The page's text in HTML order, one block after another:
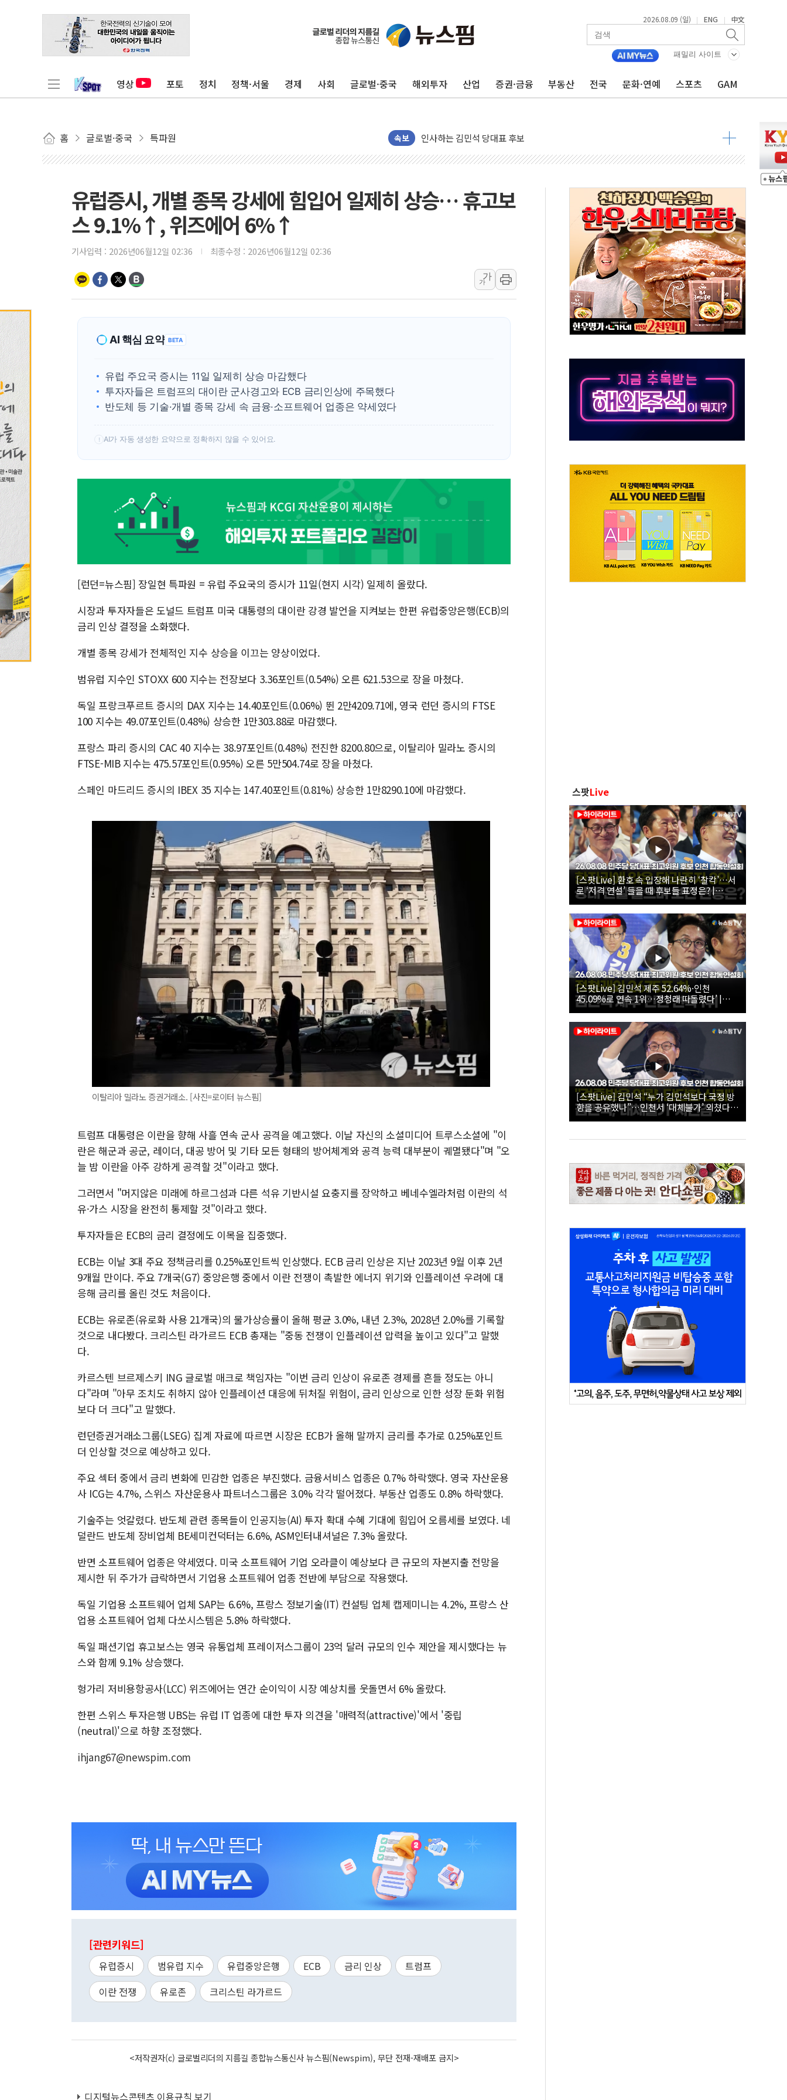
2026.08.09 (일) | ENG | 中文
패밀리 사이트
영상 포토 정치 정책·서울 경제 사회 글로벌·중국 해외투자 산업 증권·금융 부동산 전국 문화·연예 스포츠 GAM
홈 글로벌·중국 특파원 속보
포항시 재난예산 40억 긴급 투입…고수온 양식장 복구·지원 '총력'
울진·영덕 '호우특보'-포항 '산사태 주의보'...경북도, 호우 피해·통제구간 없어
[종합] 김민석, 정청래에 '0.86%p' 차 재역전 성공...金 45.42% vs 鄭 44.56%
인천 합동연설회 나선 송영길·정청래·김민석 당대표 후보
[속보] 민주, 제주·인천 경선 결과 발표...김민석 47.75% 정청래 42.08%
[속보] 민주, 인천 경선 결과 발표...김민석 45.09% 정청래 43.27% 송영길 11.63%
이번주 국내 주요 금융일정(8.10~8.14)
美, 이란전 출구전략 만지작…공습 한계·탄약 부족 현실화
강릉·동해·삼척 시간당 최대 50㎜ 폭우…강원 동해안 강한 비 이어져
폐기물 수거하다 참변…60대 환경미화원 수거차에 치여 사망
서울 중랑구 주택가서 흉기 난동…60대 남성 2명 숨져
李대통령 "결혼 때문에 손해 보는 일 없게"…'결혼 페널티' 22개 과제 손본다
여수 오동도 인근 해상서 모터보트 전복…1명 사망·1명 실종
추미애, '위안부' 피해자 기림의 날 참석..."국제적 시민 연대로 목소리 내야"
인천서 말다툼 중 어머니 흉기 살해 10대 아들 체포
'화합' 꺼낸 김민석에 '뻔뻔' 받아친 정청래…제주 연설서 신경전 고조
유럽증시, 개별 종목 강세에 힘입어 일제히 상승… 휴고보
스 9.1%↑, 위즈에어 6%↑
기사입력 : 2026년06월12일 02:36 최종수정 : 2026년06월12일 02:36
가
가
AI 핵심 요약 BETA
유럽 주요국 증시는 11일 일제히 상승 마감했다
투자자들은 트럼프의 대이란 군사경고와 ECB 금리인상에 주목했다
반도체 등 기술·개별 종목 강세 속 금융·소프트웨어 업종은 약세였다
! AI가 자동 생성한 요약으로 정확하지 않을 수 있어요.
[런던=뉴스핌] 장일현 특파원 = 유럽 주요국의 증시가 11일(현지 시각) 일제히 올랐다.
시장과 투자자들은 도널드 트럼프 미국 대통령의 대이란 강경 발언을 지켜보는 한편 유럽중앙은행(ECB)의
금리 인상 결정을 소화했다.
개별 종목 강세가 전체적인 지수 상승을 이끄는 양상이었다.
범유럽 지수인 STOXX 600 지수는 전장보다 3.36포인트(0.54%) 오른 621.53으로 장을 마쳤다.
독일 프랑크푸르트 증시의 DAX 지수는 14.40포인트(0.06%) 뛴 2만4209.71에, 영국 런던 증시의 FTSE
100 지수는 49.07포인트(0.48%) 상승한 1만303.88로 마감했다.
프랑스 파리 증시의 CAC 40 지수는 38.97포인트(0.48%) 전진한 8200.80으로, 이탈리아 밀라노 증시의
FTSE-MIB 지수는 475.57포인트(0.95%) 오른 5만504.74로 장을 마쳤다.
스페인 마드리드 증시의 IBEX 35 지수는 147.40포인트(0.81%) 상승한 1만8290.10에 마감했다.
이탈리아 밀라노 증권거래소. [사진=로이터 뉴스핌]
트럼프 대통령은 이란을 향해 사흘 연속 군사 공격을 예고했다. 이날 자신의 소셜미디어 트루스소셜에 "이
란은 해군과 공군, 레이더, 대공 방어 및 기타 모든 형태의 방어체계와 공격 능력 대부분이 궤멸됐다"며 "오
늘 밤 이란을 아주 강하게 공격할 것"이라고 했다.
그러면서 "머지않은 미래에 하르그섬과 다른 석유 기반시설 요충지를 장악하고 베네수엘라처럼 이란의 석
유·가스 시장을 완전히 통제할 것"이라고 했다.
투자자들은 ECB의 금리 결정에도 이목을 집중했다.
ECB는 이날 3대 주요 정책금리를 0.25%포인트씩 인상했다. ECB 금리 인상은 지난 2023년 9월 이후 2년
9개월 만이다. 주요 7개국(G7) 중앙은행 중에서 이란 전쟁이 촉발한 에너지 위기와 인플레이션 우려에 대
응해 금리를 올린 것도 처음이다.
ECB는 유로존(유로화 사용 21개국)의 물가상승률이 올해 평균 3.0%, 내년 2.3%, 2028년 2.0%를 기록할
것으로 내다봤다. 크리스틴 라가르드 ECB 총재는 "중동 전쟁이 인플레이션 압력을 높이고 있다"고 말했
다.
카르스텐 브르제스키 ING 글로벌 매크로 책임자는 "이번 금리 인상이 유로존 경제를 흔들 정도는 아니
다"라며 "아무 조치도 취하지 않아 인플레이션 대응에 뒤처질 위험이, 금리 인상으로 인한 성장 둔화 위험
보다 더 크다"고 말했다.
런던증권거래소그룹(LSEG) 집계 자료에 따르면 시장은 ECB가 올해 말까지 금리를 추가로 0.25%포인트
더 인상할 것으로 예상하고 있다.
주요 섹터 중에서 금리 변화에 민감한 업종은 부진했다. 금융서비스 업종은 0.7% 하락했다. 영국 자산운용
사 ICG는 4.7%, 스위스 자산운용사 파트너스그룹은 3.0% 각각 떨어졌다. 부동산 업종도 0.8% 하락했다.
기술주는 엇갈렸다. 반도체 관련 종목들이 인공지능(AI) 투자 확대 수혜 기대에 힘입어 오름세를 보였다. 네
덜란드 반도체 장비업체 BE세미컨덕터는 6.6%, ASM인터내셔널은 7.3% 올랐다.
반면 소프트웨어 업종은 약세였다. 미국 소프트웨어 기업 오라클이 예상보다 큰 규모의 자본지출 전망을
제시한 뒤 주가가 급락하면서 기업용 소프트웨어 업종 전반에 부담으로 작용했다.
독일 기업용 소프트웨어 업체 SAP는 6.6%, 프랑스 정보기술(IT) 컨설팅 업체 캡제미니는 4.2%, 프랑스 산
업용 소프트웨어 업체 다쏘시스템은 5.8% 하락했다.
독일 패션기업 휴고보스는 영국 유통업체 프레이저스그룹이 23억 달러 규모의 인수 제안을 제시했다는 뉴
스와 함께 9.1% 상승했다.
헝가리 저비용항공사(LCC) 위즈에어는 연간 순이익이 시장 예상치를 웃돌면서 6% 올랐다.
한편 스위스 투자은행 UBS는 유럽 IT 업종에 대한 투자 의견을 '매력적(attractive)'에서 '중립
(neutral)'으로 하향 조정했다.
ihjang67@newspim.com
[관련키워드]
유럽증시 범유럽 지수 유럽중앙은행 ECB 금리 인상
트럼프
이란 전쟁
유로존 크리스틴 라가르드
<저작권자(c) 글로벌리더의 지름길 종합뉴스통신사 뉴스핌(Newspim), 무단 전재-재배포 금지>
디지털뉴스콘텐츠 이용규칙 보기
스팟Live
[스팟Live] 환호 속 입장해 나란히 ‘찰칵’…서
로 ‘저격 연설’ 들을 때 후보들 표정은? |
26.08.08 더불어민주당 당대표·최고위원 후
보 인천 합동연설회
[스팟Live] 김민석 제주 52.64%·인천
45.09%로 연속 1위…정청래 따돌렸다’ |
26.08.08 더불어민주당 당대표·최고위원 후
보 인천 합동연설회
[스팟Live] 김민석 “누가 김민석보다 국정 방
향을 공유했나”…인천서 ‘대체불가’ 외쳤다 |
26.08.08 더불어민주당 당대표·최고위원 후